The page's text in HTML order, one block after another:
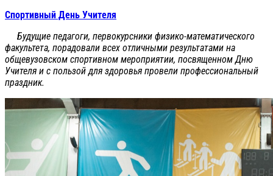
Спортивный День Учителя
Будущие педагоги, первокурсники физико-математического
факультета, порадовали всех отличными результатами на
общевузовском спортивном мероприятии, посвященном Дню
Учителя и с пользой для здоровья провели профессиональный
праздник.